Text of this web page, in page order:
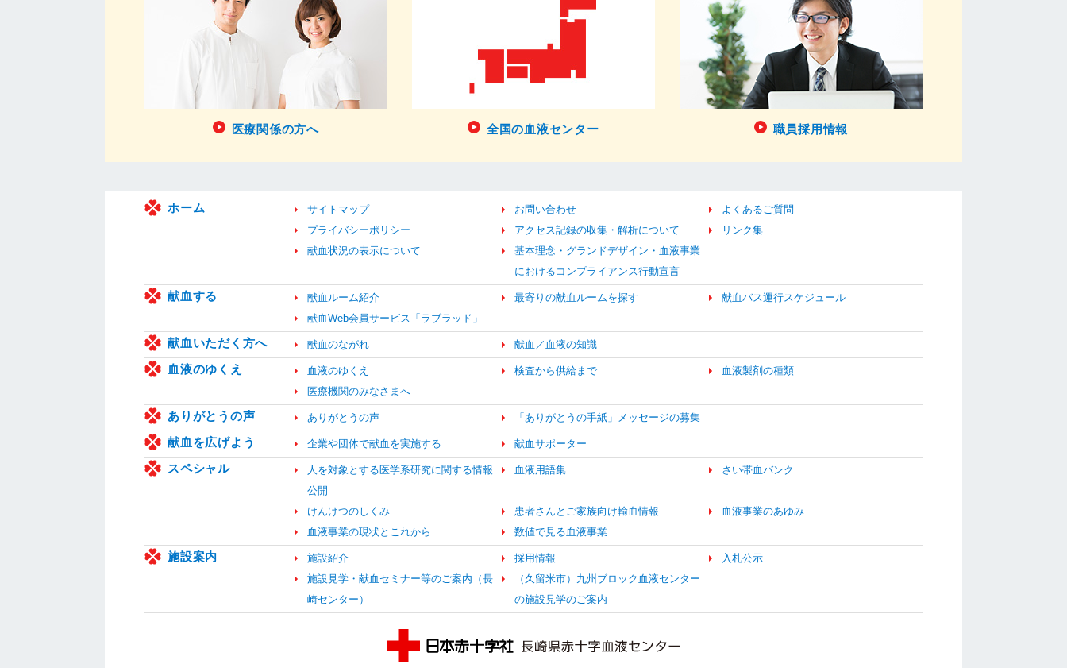
医療関係の方へ 全国の血液センター 職員採用情報
ホーム サイトマップ お問い合わせ
よくあるご質問
プライバシーポリシー
アクセス記録の収集・解析について
リンク集
献血状況の表示について
基本理念・グランドデザイン・血液事業
におけるコンプライアンス行動宣言
献血する 献血ルーム紹介 最寄りの献血ルームを探す
献血バス運行スケジュール
献血Web会員サービス「ラブラッド」
献血いただく方へ 献血のながれ 献血／血液の知識
血液のゆくえ 血液のゆくえ 検査から供給まで
血液製剤の種類
医療機関のみなさまへ
ありがとうの声 ありがとうの声 「ありがとうの手紙」メッセージの募集
献血を広げよう 企業や団体で献血を実施する 献血サポーター
スペシャル
人を対象とする医学系研究に関する情報
公開
血液用語集 さい帯血バンク
けんけつのしくみ 患者さんとご家族向け輸血情報
血液事業のあゆみ
血液事業の現状とこれから
数値で見る血液事業
施設案内 施設紹介 採用情報
入札公示
施設見学・献血セミナー等のご案内（長
崎センター）
（久留米市）九州ブロック血液センター
の施設見学のご案内